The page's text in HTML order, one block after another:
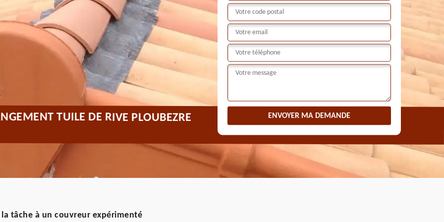
TUILE DE RIVE PLOUBEZRE
tâche à un couvreur expérimenté